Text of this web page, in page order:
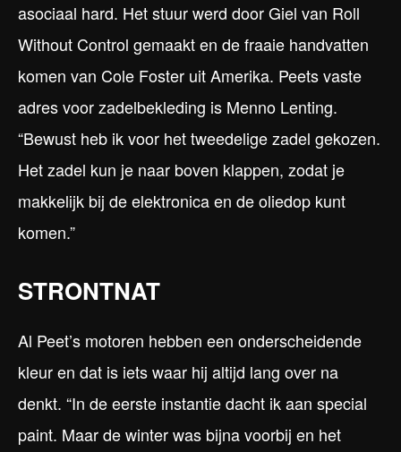
asociaal hard. Het stuur werd door Giel van Roll
Without Control gemaakt en de fraaie handvatten
komen van Cole Foster uit Amerika. Peets vaste
adres voor zadelbekleding is Menno Lenting.
“Bewust heb ik voor het tweedelige zadel gekozen.
Het zadel kun je naar boven klappen, zodat je
makkelijk bij de elektronica en de oliedop kunt
komen.”
STRONTNAT
Al Peet’s motoren hebben een onderscheidende
kleur en dat is iets waar hij altijd lang over na
denkt. “In de eerste instantie dacht ik aan special
paint. Maar de winter was bijna voorbij en het